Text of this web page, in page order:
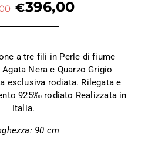
€396,00
a tre fili in Perle di fiume
Nera e Quarzo Grigio
esclusiva rodiata. Rilegata e
925‰ rodiato Realizzata in
Italia.
90 cm